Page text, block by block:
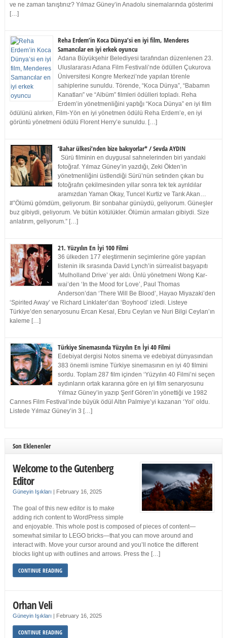
ve ne zaman tanıştınız? Yılmaz Güney’in Anadolu sinemalarında gösterimi
[…]
Reha Erdem’in Koca Dünya’si en iyi film, Menderes
Samancılar en iyi erkek oyuncu
Adana Büyükşehir Belediyesi tarafından düzenlenen 23.
Uluslararası Adana Film Festivali’nde ödüllen Çukurova
Üniversitesi Kongre Merkezi’nde yapılan törenle
sahiplerine sunuldu. Törende, “Koca Dünya”, “Babamın
Kanatları” ve “Albüm” filmleri ödülleri topladı. Reha
Erdem’in yönetmenliğini yaptığı “Koca Dünya” en iyi film
ödülünü alırken, Film-Yön en iyi yönetmen ödülü Reha Erdem’e, en iyi
görüntü yönetmeni ödülü Florent Herry’e sunuldu. […]
‘Bahar ülkesi’nden bize bakıyorlar* / Sevda AYDIN
Sürü filminin en duygusal sahnelerinden biri yandaki
fotoğraf. Yılmaz Güney’in yazdığı, Zeki Ökten’in
yönetmenliğini üstlendiği Sürü’nün setinden çıkan bu
fotoğrafın çekilmesinden yıllar sonra tek tek ayrıldılar
aramızdan Yaman Okay, Tuncel Kurtiz ve Tarık Akan…
#”Ölümü gömdüm, geliyorum. Bir sonbahar günüydü, geliyorum. Güneşler
buz gibiydi, geliyorum. Ve bütün kötülükler. Ölümün armaları gibiydi. Size
anlatırım, geliyorum.” […]
21. Yüzyılın En İyi 100 Filmi
36 ülkeden 177 eleştirmenin seçimlerine göre yapılan
listenin ilk sırasında David Lynch’in sürrealist başyapıtı
‘Mulholland Drive’ yer aldı. Ünlü yönetmeni Wong Kar-
wai’den ‘In the Mood for Love’, Paul Thomas
Anderson’dan ‘There Will Be Blood’, Hayao Miyazaki’den
‘Spirited Away’ ve Richard Linklater’dan ‘Boyhood’ izledi. Listeye
Türkiye’den senaryosunu Ercan Kesal, Ebru Ceylan ve Nuri Bilgi Ceylan’ın
kaleme […]
Türkiye Sinemasında Yüzyılın En İyi 40 Filmi
Edebiyat dergisi Notos sinema ve edebiyat dünyasından
383 önemli ismine Türkiye sinemasının en iyi 40 filmini
sordu. Toplam 287 film içinden ‘Yüzyılın 40 Filmi’ni seçen
aydınların ortak kararına göre en iyi film senaryosunu
Yılmaz Güney’in yazıp Şerif Gören’in yönettiği ve 1982
Cannes Film Festival’inde büyük ödül Altın Palmiye’yi kazanan ‘Yol’ oldu.
Listede Yılmaz Güney’in 3 […]
Son Eklenenler
Welcome to the Gutenberg
Editor
Güneyin Işıkları | February 16, 2025
The goal of this new editor is to make
adding rich content to WordPress simple
and enjoyable. This whole post is composed of pieces of content—
somewhat similar to LEGO bricks—that you can move around and
interact with. Move your cursor around and you’ll notice the different
blocks light up with outlines and arrows. Press the […]
CONTINUE READING
Orhan Veli
Güneyin Işıkları | February 16, 2025
CONTINUE READING